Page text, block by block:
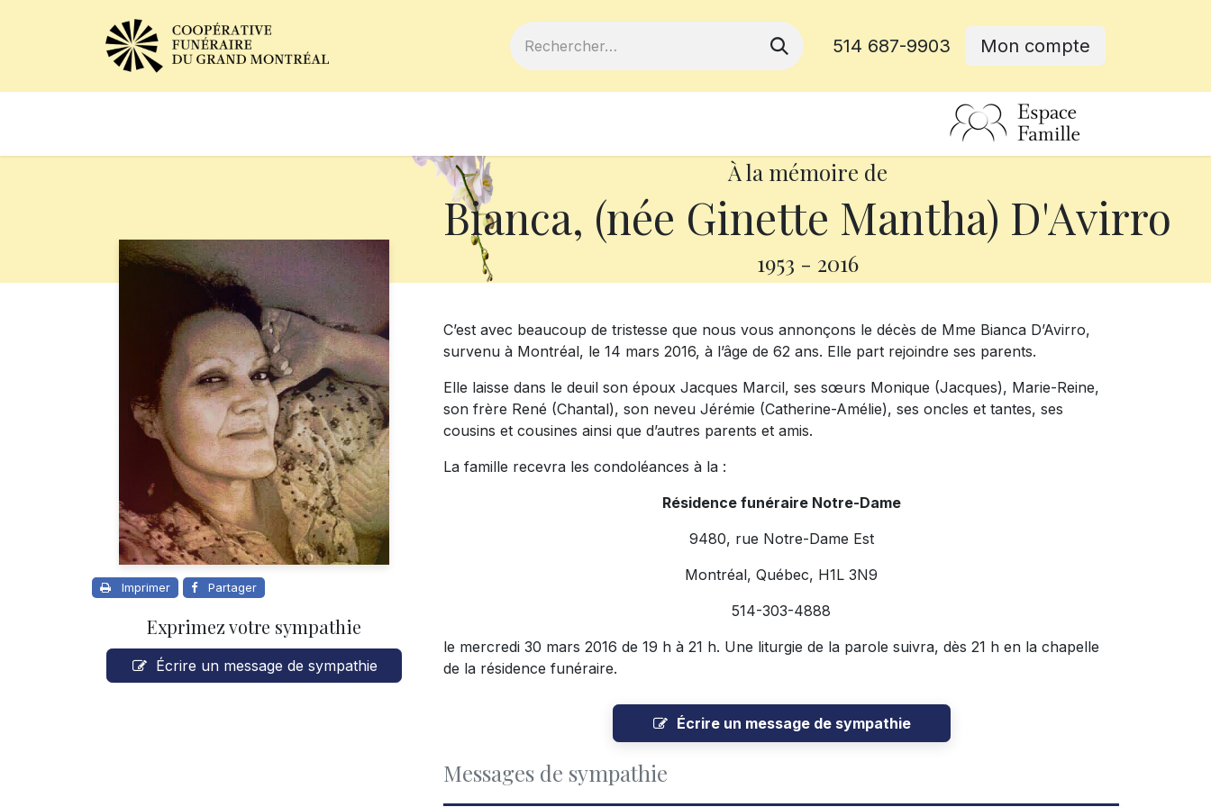
514 687-9903 Mon compte
À la mémoire de
Bianca, (née Ginette Mantha) D'Avirro
1953 - 2016
Imprimer Partager
Exprimez votre sympathie
Écrire un message de sympathie
C’est avec beaucoup de tristesse que nous vous annonçons le décès de Mme Bianca D’Avirro,
survenu à Montréal, le 14 mars 2016, à l’âge de 62 ans. Elle part rejoindre ses parents.
Elle laisse dans le deuil son époux Jacques Marcil, ses sœurs Monique (Jacques), Marie-Reine,
son frère René (Chantal), son neveu Jérémie (Catherine-Amélie), ses oncles et tantes, ses
cousins et cousines ainsi que d’autres parents et amis.
La famille recevra les condoléances à la :
Résidence funéraire Notre-Dame
9480, rue Notre-Dame Est
Montréal, Québec, H1L 3N9
514-303-4888
le mercredi 30 mars 2016 de 19 h à 21 h. Une liturgie de la parole suivra, dès 21 h en la chapelle
de la résidence funéraire.
Écrire un message de sympathie
Messages de sympathie